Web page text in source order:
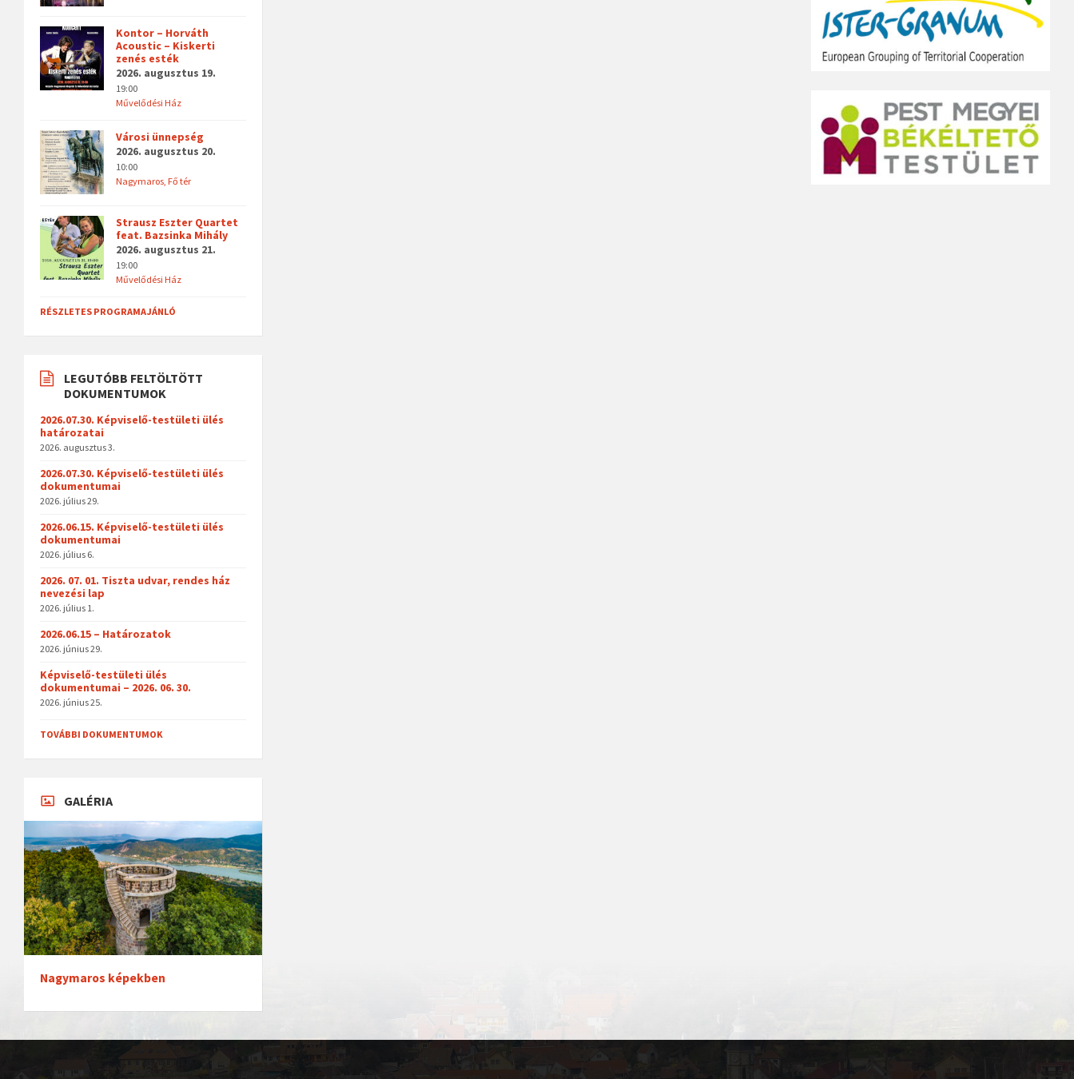
Kontor – Horváth
Acoustic – Kiskerti
zenés esték
2026. augusztus 19.
19:00
Művelődési Ház
Városi ünnepség
2026. augusztus 20.
10:00
Nagymaros, Fő tér
Strausz Eszter Quartet
feat. Bazsinka Mihály
2026. augusztus 21.
19:00
Művelődési Ház
RÉSZLETES PROGRAMAJÁNLÓ
LEGUTÓBB FELTÖLTÖTT
DOKUMENTUMOK
2026.07.30. Képviselő-testületi ülés
határozatai
2026. augusztus 3.
2026.07.30. Képviselő-testületi ülés
dokumentumai
2026. július 29.
2026.06.15. Képviselő-testületi ülés
dokumentumai
2026. július 6.
2026. 07. 01. Tiszta udvar, rendes ház
nevezési lap
2026. július 1.
2026.06.15 – Határozatok
2026. június 29.
Képviselő-testületi ülés
dokumentumai – 2026. 06. 30.
2026. június 25.
TOVÁBBI DOKUMENTUMOK
GALÉRIA
Nagymaros képekben